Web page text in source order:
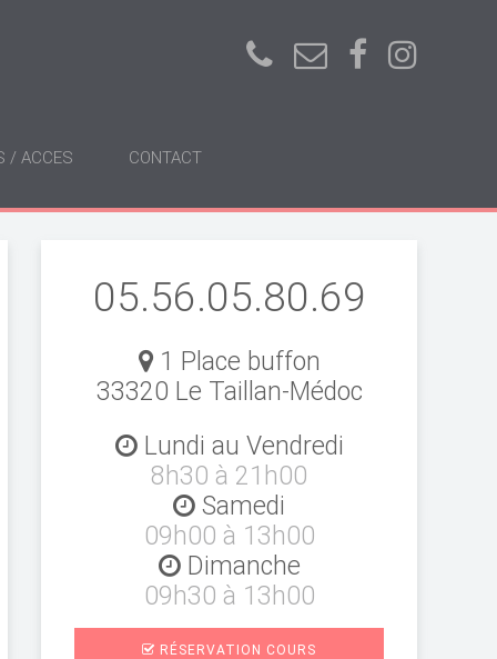
/ ACCES CONTACT
05.56.05.80.69
1 Place buffon
33320 Le Taillan-Médoc
Lundi au Vendredi
8h30 à 21h00
Samedi
09h00 à 13h00
Dimanche
09h30 à 13h00
RÉSERVATION COURS